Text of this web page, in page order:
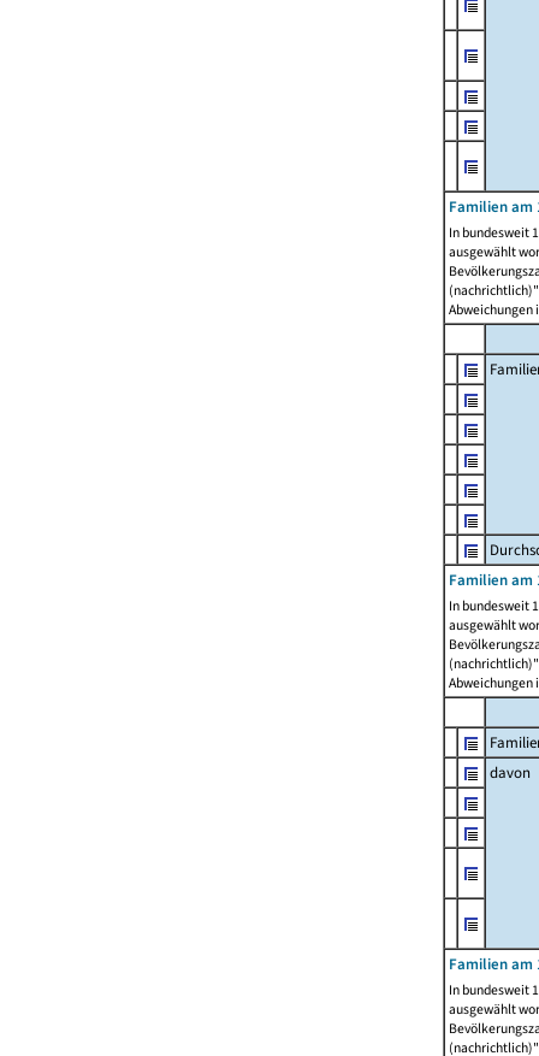
Familien am
In bundesweit
ausgewählt
Abweichungen
Familien am
In bundesweit
ausgewählt
Abweichungen
davon
Familien am
In bundesweit
ausgewählt